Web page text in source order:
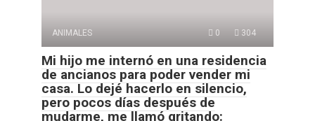
ANIMALES 0 304
Mi hijo me internó en una residencia
de ancianos para poder vender mi
casa. Lo dejé hacerlo en silencio,
pero pocos días después de
mudarme, me llamó gritando: